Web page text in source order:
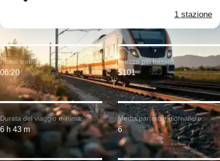
1 stazione
Durata del viaggio minima:
6 h 43 m
Primo treno:
06:20
Prezzo più basso:
$101
Media partenze giornaliere:
6